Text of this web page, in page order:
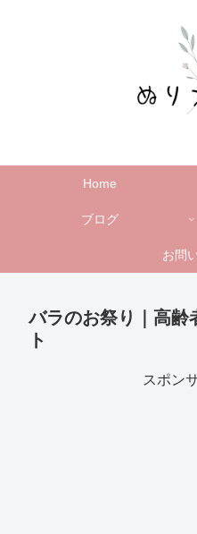
Home
ブログ
お問
バラのお祭り｜高齢
ト
スポン